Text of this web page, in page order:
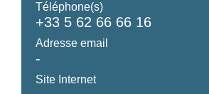
Téléphone(s)
+33 5 62 66 66 16
Adresse email
-
Site Internet